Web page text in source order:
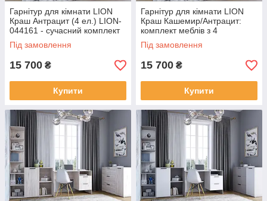
Гарнітур для кімнати LION
Краш Антрацит (4 ел.) LION-
044161 - сучасний комплект
меблів
Під замовлення
15 700 ₴
Купити
Гарнітур для кімнати LION
Краш Кашемир/Антрацит:
комплект меблів з 4
елементів LION-044173
Під замовлення
15 700 ₴
Купити